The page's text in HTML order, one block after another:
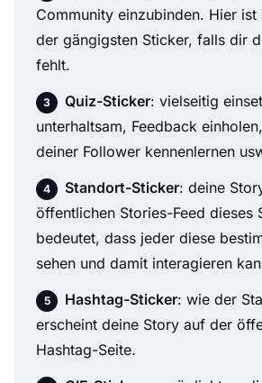
Community einzubinden. Hier ist
der gängigsten Sticker, falls dir
fehlt.
Quiz-Sticker: vielseitig
unterhaltsam, Feedback
deiner Follower kennenlernen
Standort-Sticker: deine
öffentlichen Stories-Feed dieses
bedeutet, dass jeder diese
sehen und damit interagieren
Hashtag-Sticker: wie der
erscheint deine Story auf der
Hashtag-Seite.